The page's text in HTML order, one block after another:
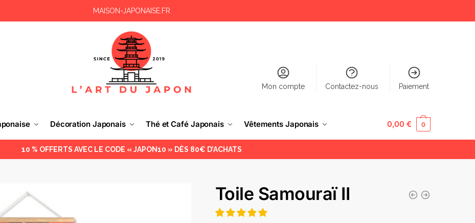
MAISON-JAPONAISE.FR
Mon compte Contactez-nous Paiement
Décoration Japonais Thé et Café Japonais Vêtements Japonais 0,00€ 0
10 % OFFERTS AVEC LE CODE « JAPON10 » DÈS 80€ D’ACHATS
Toile Samouraï II